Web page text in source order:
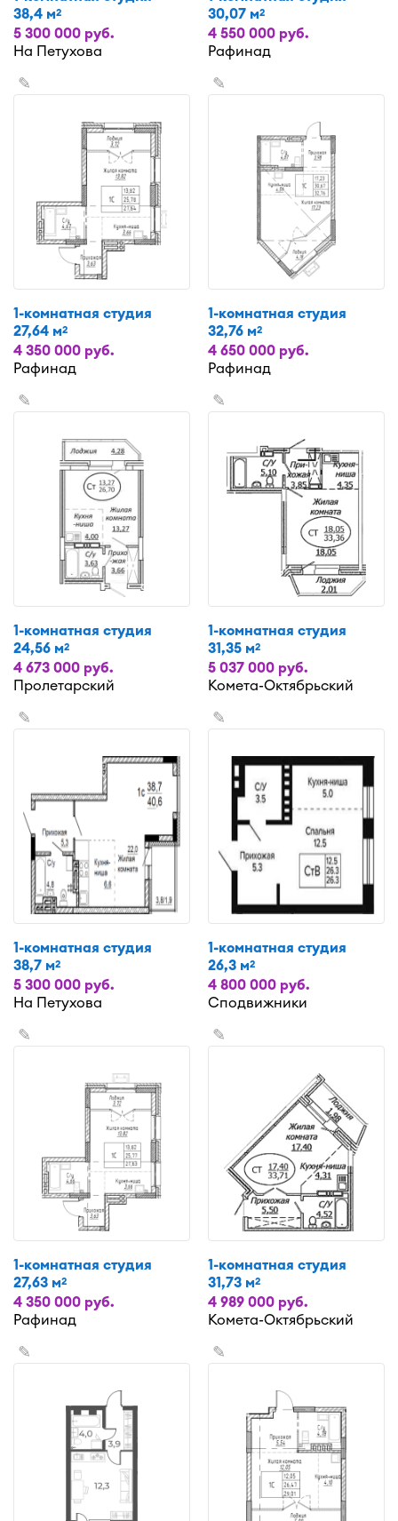
38,4 м2
5 300 000 руб.
На Петухова
30,07 м2
4 550 000 руб.
Рафинад
✎
1-комнатная студия
27,64 м2
4 350 000 руб.
Рафинад
✎
1-комнатная студия
32,76 м2
4 650 000 руб.
Рафинад
✎
1-комнатная студия
24,56 м2
4 673 000 руб.
Пролетарский
✎
1-комнатная студия
31,35 м2
5 037 000 руб.
Комета-Октябрьский
✎
1-комнатная студия
38,7 м2
5 300 000 руб.
На Петухова
✎
1-комнатная студия
26,3 м2
4 800 000 руб.
Сподвижники
✎
1-комнатная студия
27,63 м2
4 350 000 руб.
Рафинад
✎
1-комнатная студия
31,73 м2
4 989 000 руб.
Комета-Октябрьский
✎ ✎